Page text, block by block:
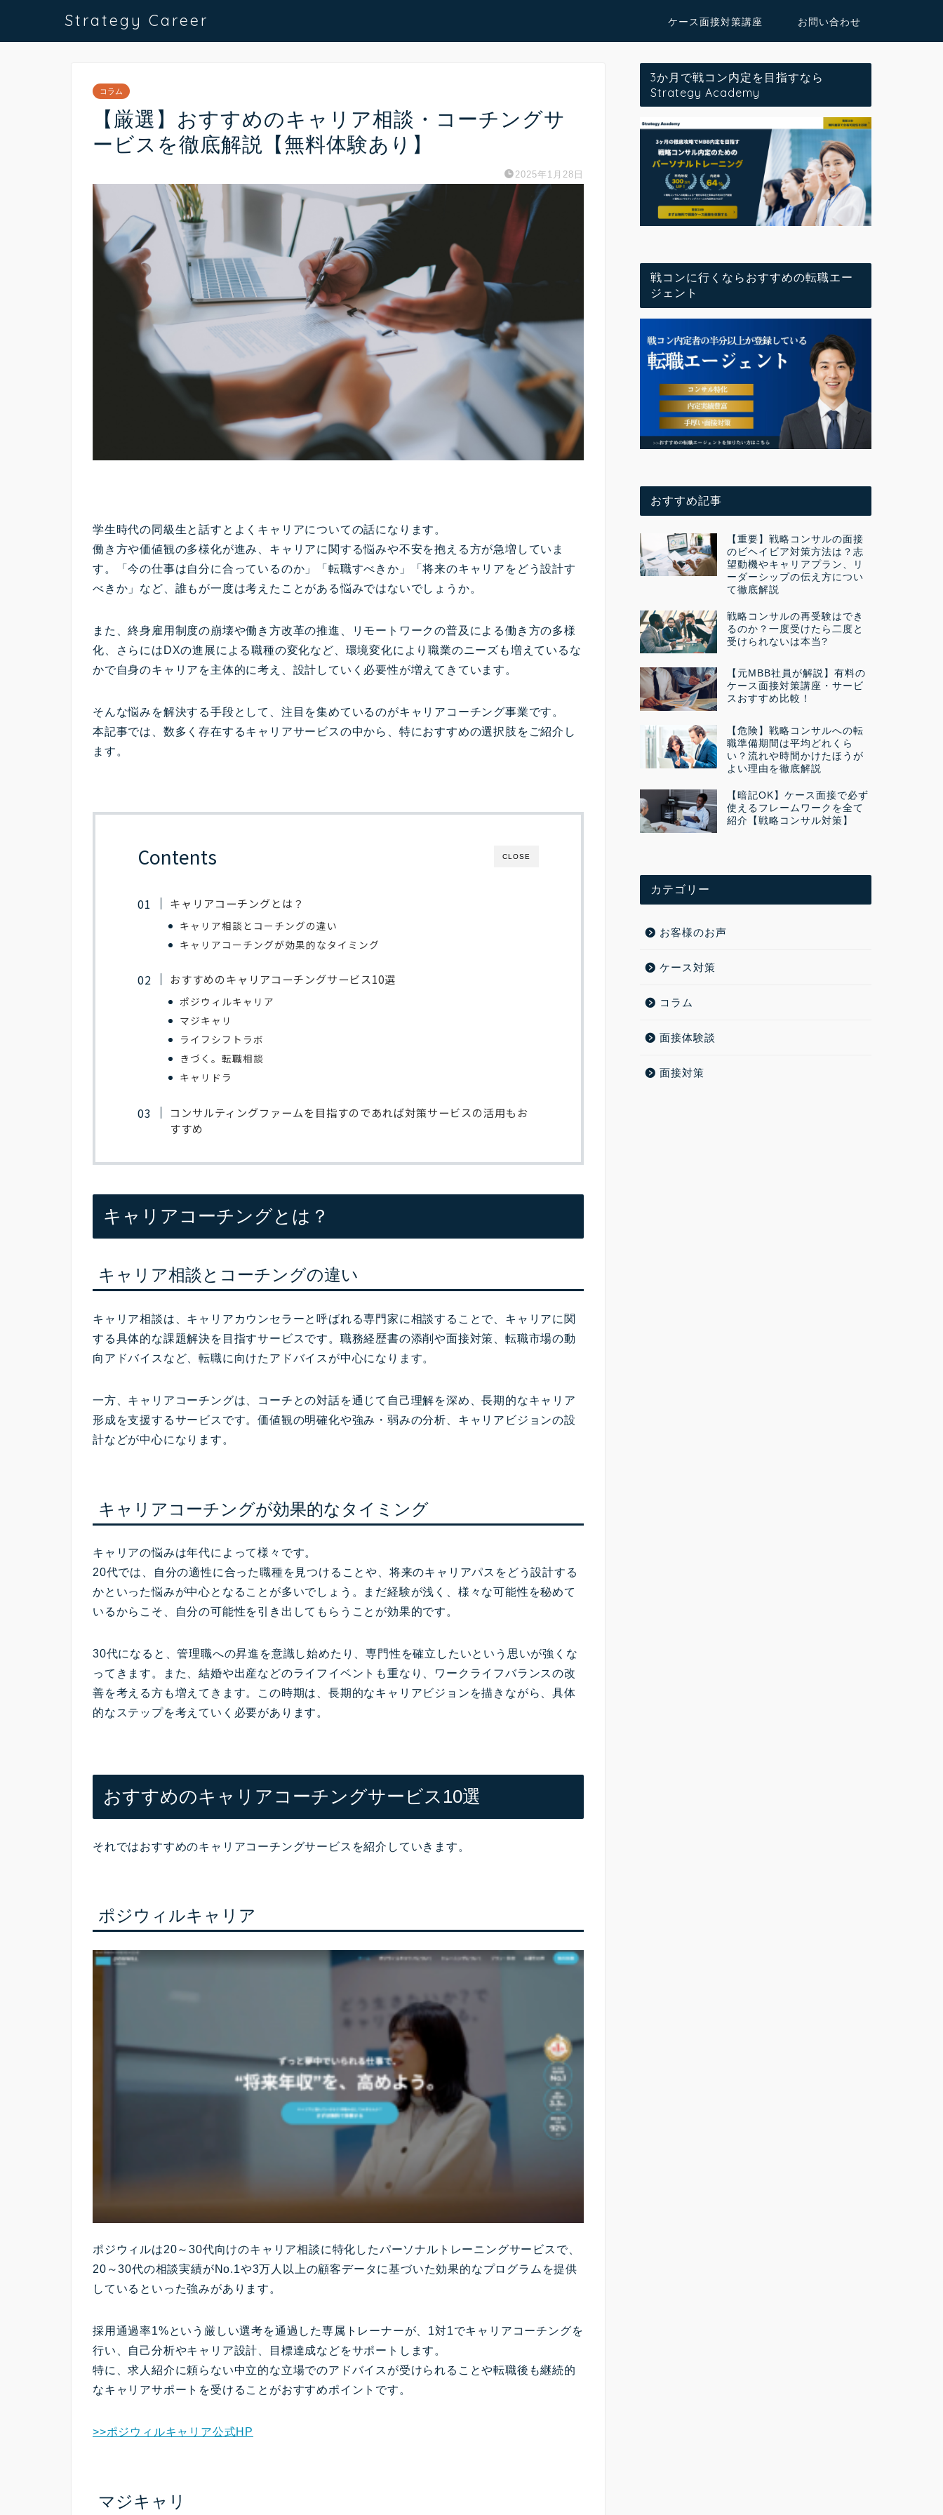
Strategy Career ケース面接対策講座 お問い合わせ
コラム
【厳選】おすすめのキャリア相談・コーチングサ
ービスを徹底解説【無料体験あり】
2025年1月28日
学生時代の同級生と話すとよくキャリアについての話になります。
働き方や価値観の多様化が進み、キャリアに関する悩みや不安を抱える方が急増していま
す。「今の仕事は自分に合っているのか」「転職すべきか」「将来のキャリアをどう設計す
べきか」など、誰もが一度は考えたことがある悩みではないでしょうか。
また、終身雇用制度の崩壊や働き方改革の推進、リモートワークの普及による働き方の多様
化、さらにはDXの進展による職種の変化など、環境変化により職業のニーズも増えているな
かで自身のキャリアを主体的に考え、設計していく必要性が増えてきています。
そんな悩みを解決する手段として、注目を集めているのがキャリアコーチング事業です。
本記事では、数多く存在するキャリアサービスの中から、特におすすめの選択肢をご紹介し
ます。
CLOSE
Contents
キャリアコーチングとは？
キャリア相談とコーチングの違い
キャリアコーチングが効果的なタイミング
おすすめのキャリアコーチングサービス10選
ポジウィルキャリア
マジキャリ
ライフシフトラボ
きづく。転職相談
キャリドラ
コンサルティングファームを目指すのであれば対策サービスの活用もお
すすめ
キャリアコーチングとは？
キャリア相談とコーチングの違い
キャリア相談は、キャリアカウンセラーと呼ばれる専門家に相談することで、キャリアに関
する具体的な課題解決を目指すサービスです。職務経歴書の添削や面接対策、転職市場の動
向アドバイスなど、転職に向けたアドバイスが中心になります。
一方、キャリアコーチングは、コーチとの対話を通じて自己理解を深め、長期的なキャリア
形成を支援するサービスです。価値観の明確化や強み・弱みの分析、キャリアビジョンの設
計などが中心になります。
キャリアコーチングが効果的なタイミング
キャリアの悩みは年代によって様々です。
20代では、自分の適性に合った職種を見つけることや、将来のキャリアパスをどう設計する
かといった悩みが中心となることが多いでしょう。まだ経験が浅く、様々な可能性を秘めて
いるからこそ、自分の可能性を引き出してもらうことが効果的です。
30代になると、管理職への昇進を意識し始めたり、専門性を確立したいという思いが強くな
ってきます。また、結婚や出産などのライフイベントも重なり、ワークライフバランスの改
善を考える方も増えてきます。この時期は、長期的なキャリアビジョンを描きながら、具体
的なステップを考えていく必要があります。
おすすめのキャリアコーチングサービス10選
それではおすすめのキャリアコーチングサービスを紹介していきます。
ポジウィルキャリア
ポジウィルは20～30代向けのキャリア相談に特化したパーソナルトレーニングサービスで、
20～30代の相談実績がNo.1や3万人以上の顧客データに基づいた効果的なプログラムを提供
しているといった強みがあります。
採用通過率1%という厳しい選考を通過した専属トレーナーが、1対1でキャリアコーチングを
行い、自己分析やキャリア設計、目標達成などをサポートします。
特に、求人紹介に頼らない中立的な立場でのアドバイスが受けられることや転職後も継続的
なキャリアサポートを受けることがおすすめポイントです。
>>ポジウィルキャリア公式HP
マジキャリ
3か月で戦コン内定を目指すなら
Strategy Academy
戦コンに行くならおすすめの転職エー
ジェント
おすすめ記事
【重要】戦略コンサルの面接
のビヘイビア対策方法は？志
望動機やキャリアプラン、リ
ーダーシップの伝え方につい
て徹底解説
戦略コンサルの再受験はでき
るのか？一度受けたら二度と
受けられないは本当?
【元MBB社員が解説】有料の
ケース面接対策講座・サービ
スおすすめ比較！
【危険】戦略コンサルへの転
職準備期間は平均どれくら
い？流れや時間かけたほうが
よい理由を徹底解説
【暗記OK】ケース面接で必ず
使えるフレームワークを全て
紹介【戦略コンサル対策】
カテゴリー
お客様のお声
ケース対策
コラム
面接体験談
面接対策